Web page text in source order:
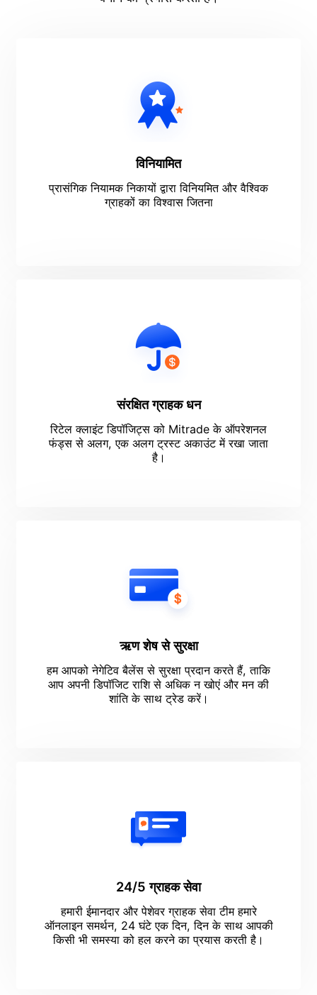
विनियामित
प्रासंगिक नियामक निकायों द्वारा विनियमित और वैश्विक
ग्राहकों का विश्वास जितना
संरक्षित ग्राहक धन
रिटेल क्लाइंट डिपॉजिट्स को Mitrade के ऑपरेशनल
फंड्स से अलग, एक अलग ट्रस्ट अकाउंट में रखा जाता
है।
ऋण शेष से सुरक्षा
हम आपको नेगेटिव बैलेंस से सुरक्षा प्रदान करते हैं, ताकि
आप अपनी डिपॉजिट राशि से अधिक न खोएं और मन की
शांति के साथ ट्रेड करें।
24/5 ग्राहक सेवा
हमारी ईमानदार और पेशेवर ग्राहक सेवा टीम हमारे
ऑनलाइन समर्थन, 24 घंटे एक दिन, दिन के साथ आपकी
किसी भी समस्या को हल करने का प्रयास करती है।